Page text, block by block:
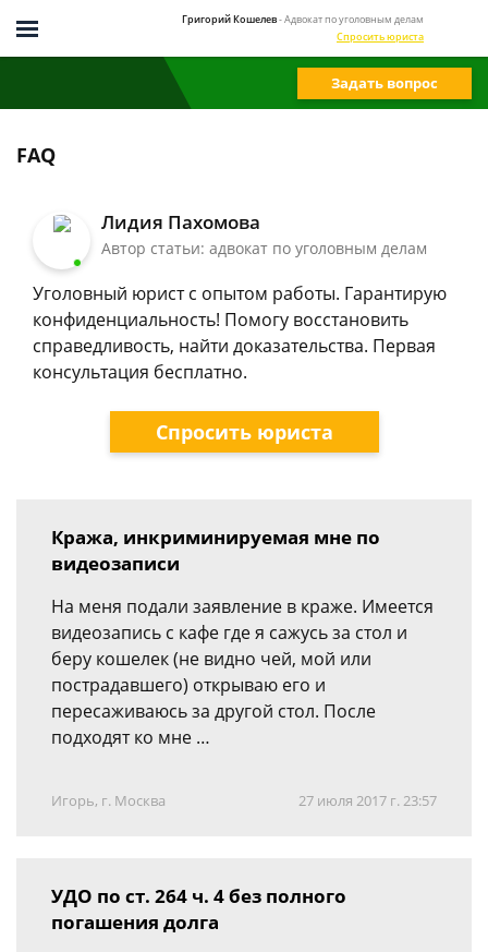
Григорий Кошелев- Адвокат по уголовным делам
Спросить юриста
Задать вопрос
FAQ
Лидия Пахомова
Автор статьи: адвокат по уголовным делам
Уголовный юрист с опытом работы. Гарантирую
конфиденциальность! Помогу восстановить
справедливость, найти доказательства. Первая
консультация бесплатно.
Спросить юриста
Кража, инкриминируемая мне по
видеозаписи
На меня подали заявление в краже. Имеется
видеозапись с кафе где я сажусь за стол и
беру кошелек (не видно чей, мой или
пострадавшего) открываю его и
пересаживаюсь за другой стол. После
подходят ко мне …
Игорь, г. Москва 27 июля 2017 г. 23:57
УДО по ст. 264 ч. 4 без полного
погашения долга